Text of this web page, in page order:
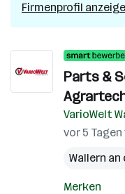
Firmenprofil
Parts &
VarioWelt
vor 5
Wallern
Merken